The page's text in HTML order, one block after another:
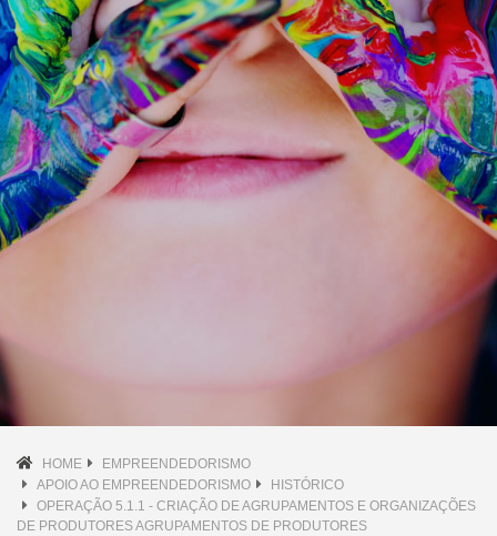
HOME
EMPREENDEDORISMO
APOIO AO EMPREENDEDORISMO
HISTÓRICO
OPERAÇÃO 5.1.1 - CRIAÇÃO DE AGRUPAMENTOS E ORGANIZAÇÕES
DE PRODUTORES AGRUPAMENTOS DE PRODUTORES